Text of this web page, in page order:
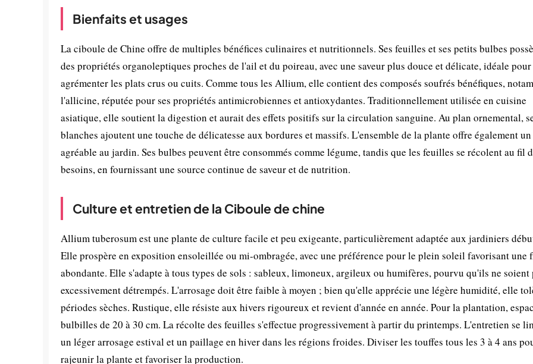
Bienfaits et usages
La ciboule de Chine offre de multiples bénéfices culinaires et nutritionnels. Ses feuilles et ses petits bulbes
des propriétés organoleptiques proches de l'ail et du poireau, avec une saveur plus douce et délicate, idéale pour
agrémenter les plats crus ou cuits. Comme tous les Allium, elle contient des composés soufrés bénéfiques,
l'allicine, réputée pour ses propriétés antimicrobiennes et antioxydantes. Traditionnellement utilisée en cuisine
asiatique, elle soutient la digestion et aurait des effets positifs sur la circulation sanguine. Au plan ornemental,
blanches ajoutent une touche de délicatesse aux bordures et massifs. L'ensemble de la plante offre également
agréable au jardin. Ses bulbes peuvent être consommés comme légume, tandis que les feuilles se récolent au fil
besoins, en fournissant une source continue de saveur et de nutrition.
Culture et entretien de la Ciboule de chine
Allium tuberosum est une plante de culture facile et peu exigeante, particulièrement adaptée aux jardiniers
Elle prospère en exposition ensoleillée ou mi-ombragée, avec une préférence pour le plein soleil favorisant une
abondante. Elle s'adapte à tous types de sols : sableux, limoneux, argileux ou humifères, pourvu qu'ils ne soient
excessivement détrempés. L'arrosage doit être faible à moyen ; bien qu'elle apprécie une légère humidité, elle
périodes sèches. Rustique, elle résiste aux hivers rigoureux et revient d'année en année. Pour la plantation,
bulbilles de 20 à 30 cm. La récolte des feuilles s'effectue progressivement à partir du printemps. L'entretien se
un léger arrosage estival et un paillage en hiver dans les régions froides. Diviser les touffes tous les 3 à 4 ans
rajeunir la plante et favoriser la production.